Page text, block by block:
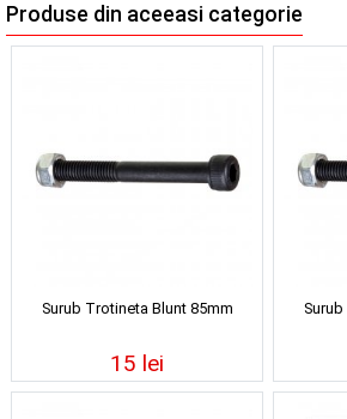
Produse din aceeasi categorie
Surub Trotineta Blunt 85mm
15 lei